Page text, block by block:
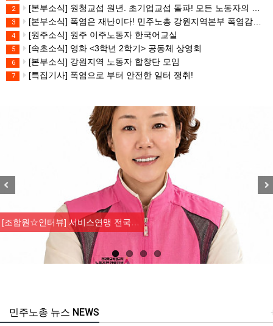
2 [본부소식] 원청교섭 원년. 초기업교섭 돌파! 모든 노동자의 노동기본권 쟁취! 민주노총 7.15 총파업대회
3 [본부소식] 폭염은 재난이다! 민주노총 강원지역본부 폭염감시단 선포 기자회견
4 [원주소식] 원주 이주노동자 한국어교실
5 [속초소식] 영화 <3학년 2학기> 공동체 상영회
6 [본부소식] 강원지역 노동자 합창단 모임
7 [특집기사] 폭염으로 부터 안전한 일터 쟁취!
[조합원☆인터뷰] 서비스연맹 전국…
주노총 뉴스 NEWS